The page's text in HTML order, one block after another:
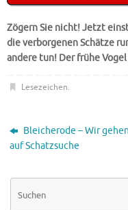
Zögern Sie nicht! Jetzt
die verborgenen Schätze
andere tun! Der frühe
Lesezeichen.
Bleicherode – Wir gehen
auf Schatzsuche